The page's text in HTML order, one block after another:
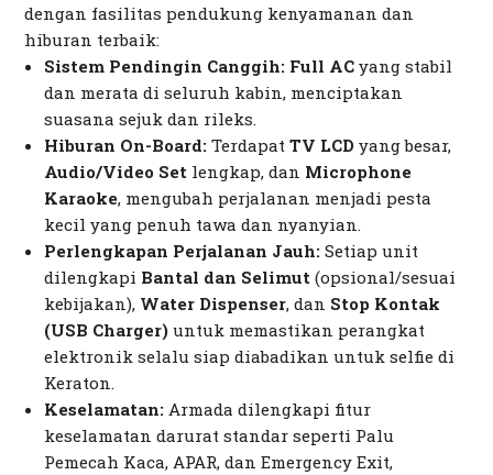
dengan fasilitas pendukung kenyamanan dan
hiburan terbaik:
Sistem Pendingin Canggih: Full AC yang stabil
dan merata di seluruh kabin, menciptakan
suasana sejuk dan rileks.
Hiburan On-Board: TerdapatTV LCD yang besar,
Audio/Video Set lengkap, dan Microphone
Karaoke, mengubah perjalanan menjadi pesta
kecil yang penuh tawa dan nyanyian.
Perlengkapan Perjalanan Jauh: Setiap unit
dilengkapi Bantal dan Selimut (opsional/sesuai
kebijakan), Water Dispenser, dan Stop Kontak
(USB Charger) untuk memastikan perangkat
elektronik selalu siap diabadikan untukselfie di
Keraton.
Keselamatan: Armada dilengkapi fitur
keselamatan darurat standar seperti Palu
Pemecah Kaca, APAR, danEmergency Exit,